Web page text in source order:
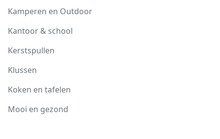
Kamperen en Outdoor
Kantoor & school
Kerstspullen
Klussen
Koken en tafelen
Mooi en gezond